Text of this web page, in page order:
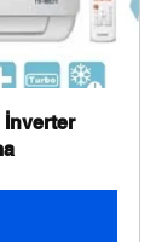
İnverter